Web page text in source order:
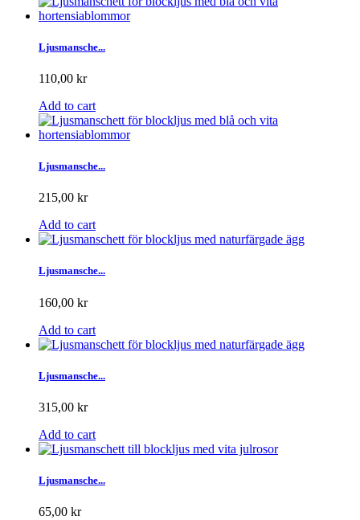
Ljusmansche...
110,00 kr
Add to cart
Ljusmansche...
215,00 kr
Add to cart
Ljusmansche...
160,00 kr
Add to cart
Ljusmansche...
315,00 kr
Add to cart
Ljusmansche...
65,00 kr